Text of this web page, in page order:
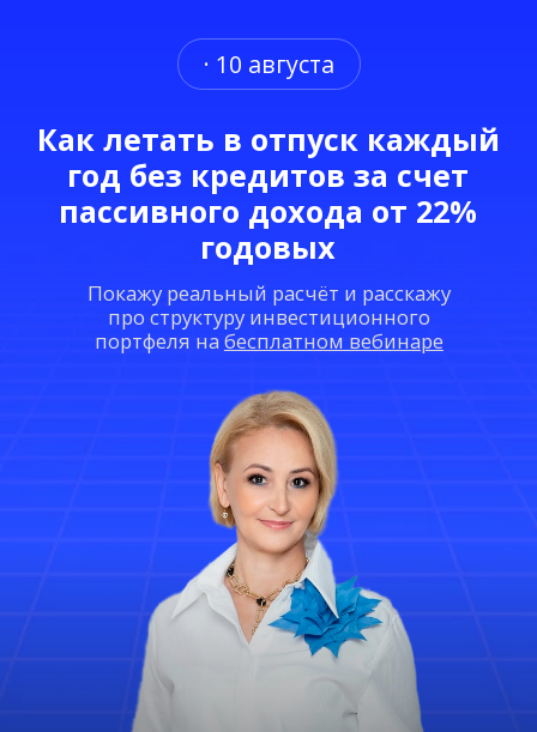
Как летать в отпуск каждый
год без кредитов за счет
пассивного дохода от 22%
годовых
Все участники в конце вебинара получат
таблицу для расчета бюджета на свой
Покажу реальный расчёт и расскажу
про структуру инвестиционного
бесплатном вебинаре
ЗАПИСАТЬСЯ И ЗАБРАТЬ БОНУСЫ
· 10 августа